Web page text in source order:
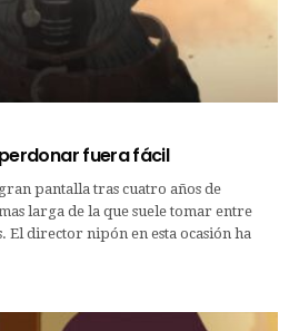
fuera fácil
pantalla tras cuatro años de
larga de la que suele tomar entre
El director nipón en esta ocasión ha